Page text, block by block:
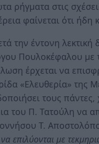
ρήγματα στις
φαίνεται ότι
την έντονη
Πουλοκέφαλου με
έρχεται να
«Ελευθερία» της
τους
του Π. Τατούλη να
Τ.
επιλύονται με